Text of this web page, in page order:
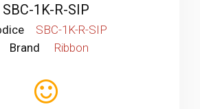
SBC-1K-R-SIP
SBC-1K-R-SIP
Brand
Ribbon